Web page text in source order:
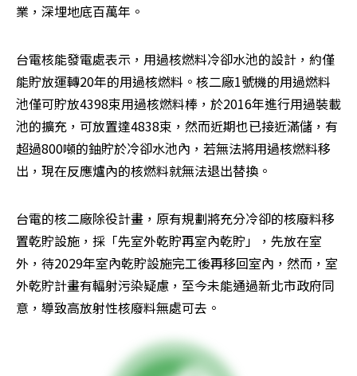
業，深埋地底百萬年。
台電核能發電處表示，用過核燃料冷卻水池的設計，約僅
能貯放運轉20年的用過核燃料。核二廠1號機的用過燃料
池僅可貯放4398束用過核燃料棒，於2016年進行用過裝載
池的擴充，可放置達4838束，然而近期也已接近滿儲，有
超過800噸的鈾貯於冷卻水池內，若無法將用過核燃料移
出，現在反應爐內的核燃料就無法退出替換。
台電的核二廠除役計畫，原有規劃將充分冷卻的核廢料移
置乾貯設施，採「先室外乾貯再室內乾貯」，先放在室
外，待2029年室內乾貯設施完工後再移回室內，然而，室
外乾貯計畫有輻射污染疑慮，至今未能通過新北市政府同
意，導致高放射性核廢料無處可去。